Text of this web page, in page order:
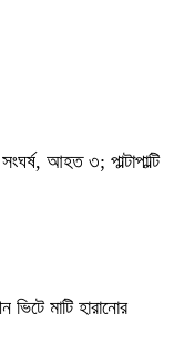
আহত ৩; পাল্টাপাল্টি
মাটি হারানোর